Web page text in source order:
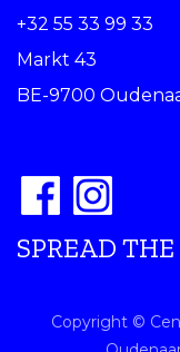
+32 55 33 99 33
Markt 43
BE-9700
SPREAD
Copyright ©